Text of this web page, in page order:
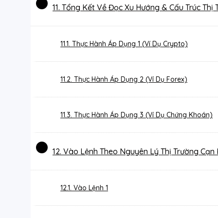
11. Tổng Kết Về Đọc Xu Hướng & Cấu Trúc Thị
11.1. Thực Hành Áp Dụng 1 (Ví Dụ Crypto)
11.2. Thực Hành Áp Dụng 2 (Ví Dụ Forex)
11.3. Thực Hành Áp Dụng 3 (Ví Dụ Chứng Khoán)
12. Vào Lệnh Theo Nguyên Lý Thị Trường Cạn
12.1. Vào Lệnh 1